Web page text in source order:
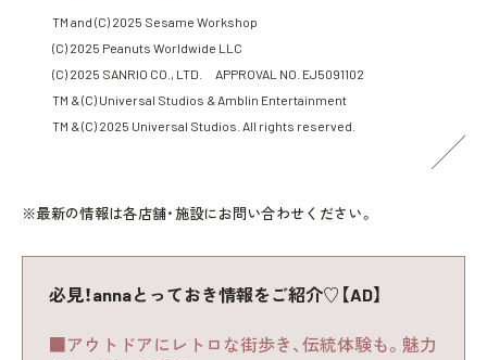
TM and (C) 2025 Sesame Workshop
(C) 2025 Peanuts Worldwide LLC
(C) 2025 SANRIO CO., LTD. APPROVAL NO. EJ5091102
TM & (C) Universal Studios & Amblin Entertainment
TM & (C) 2025 Universal Studios. All rights reserved.
※最新の情報は各店舗・施設にお問い合わせください。
必見！annaとっておき情報をご紹介♡【AD】
■アウトドアにレトロな街歩き、伝統体験も。魅力